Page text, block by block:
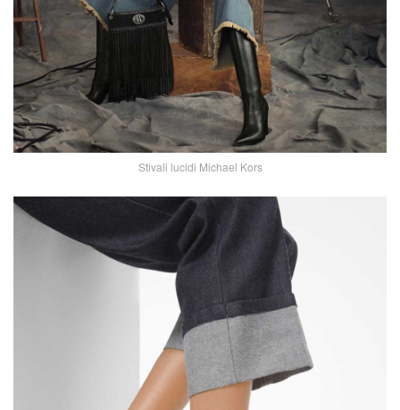
Stivali lucidi Michael Kors